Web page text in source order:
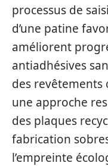
processus de
d’une patine
améliorent
antiadhésives
des revêtements
une approche
des plaques
fabrication
l’empreinte